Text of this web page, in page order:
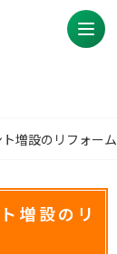
増設のリフォーム
増設のリ